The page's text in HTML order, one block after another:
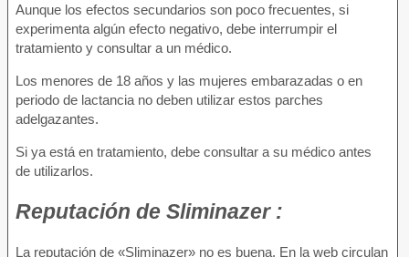
Aunque los efectos secundarios son poco frecuentes, si
experimenta algún efecto negativo, debe interrumpir el
tratamiento y consultar a un médico.
Los menores de 18 años y las mujeres embarazadas o en
periodo de lactancia no deben utilizar estos parches
adelgazantes.
Si ya está en tratamiento, debe consultar a su médico antes
de utilizarlos.
Reputación de Sliminazer :
La reputación de «Sliminazer» no es buena. En la web circulan